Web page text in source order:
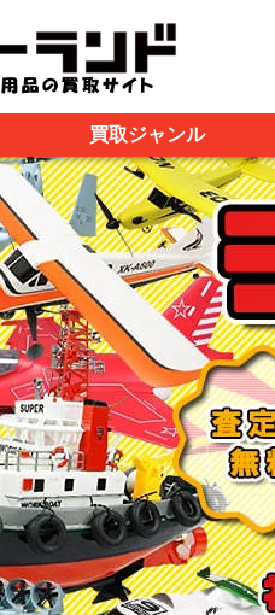
買取ジャンル